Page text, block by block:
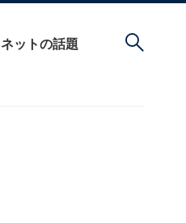
ネットの話題